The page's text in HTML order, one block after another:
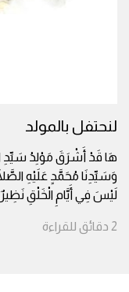
لنحتفل بالمولد
هَا قَدْ أَشْرَقَ مَوْلِدُ سَيِّدِ
وَسَيِّدِنَا مُحَمَّدٍ عَلَيْهِ
لَيْسَ فِي أَيَّامِ الْخَلْقِ نَظِيرٌ
2 دقائق للقراءة